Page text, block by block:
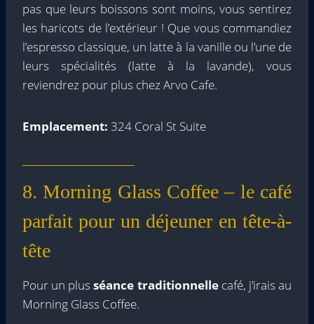
pas que leurs boissons sont moins, vous sentirez
les haricots de l’extérieur ! Que vous commandiez
l’espresso classique, un latte à la vanille ou l’une de
leurs spécialités (latte à la lavande), vous
reviendrez pour plus chez Arvo Cafe.
Emplacement: 324 Coral St Suite
8. Morning Glass Coffee – le café
parfait pour un déjeuner en tête-à-
tête
Pour un plusséance traditionnellecafé, j’irais au
Morning Glass Coffee.